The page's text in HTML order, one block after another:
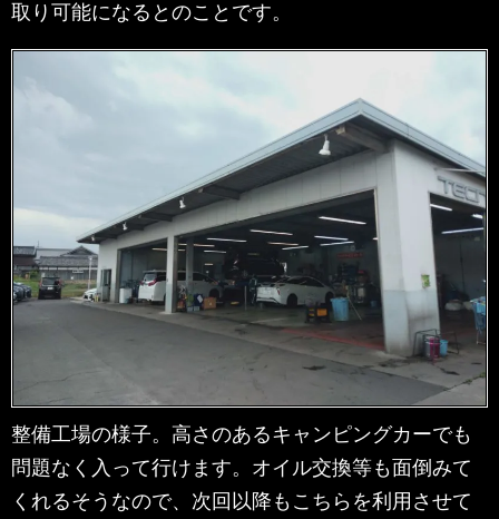
取り可能になるとのことです。
整備工場の様子。高さのあるキャンピングカーでも
問題なく入って行けます。オイル交換等も面倒みて
くれるそうなので、次回以降もこちらを利用させて